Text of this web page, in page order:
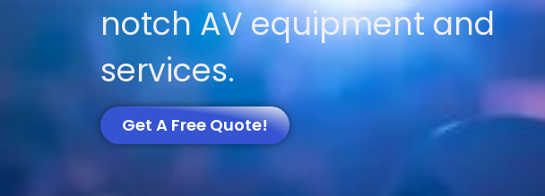
notch AV equipment and
services.
Get A Free Quote!